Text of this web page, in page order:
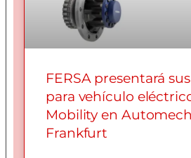
FERSA presentará
para vehículo
Mobility en
Frankfurt